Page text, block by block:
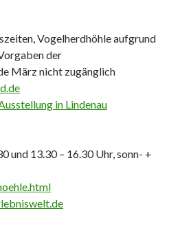
Vogelherdhöhle aufgrund
der
März nicht zugänglich
in Lindenau
und 13.30 – 16.30 Uhr, sonn- +